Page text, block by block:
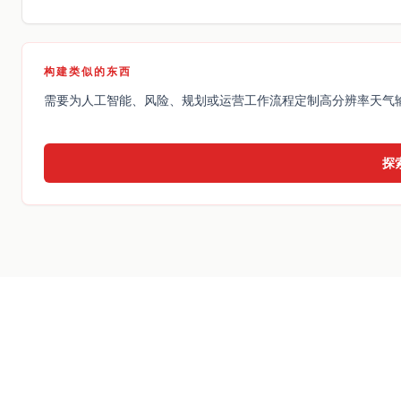
构建类似的东西
需要为人工智能、风险、规划或运营工作流程定制高分辨率天气
探